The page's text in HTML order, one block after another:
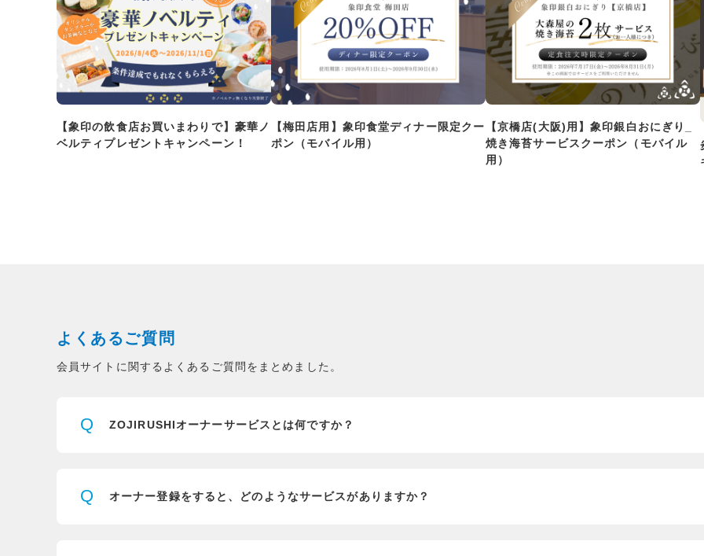
【象印の飲食店お買いまわりで】豪華ノ
ベルティプレゼントキャンペーン！
【梅田店用】象印食堂ディナー限定クー
ポン（モバイル用）
【京橋店(大阪)用】象印銀白おにぎり_
焼き海苔サービスクーポン（モバイル
用）
よくあるご質問
会員サイトに関するよくあるご質問をまとめました。
Q ZOJIRUSHIオーナーサービスとは何ですか？
Q オーナー登録をすると、 どのようなサービスがありますか？